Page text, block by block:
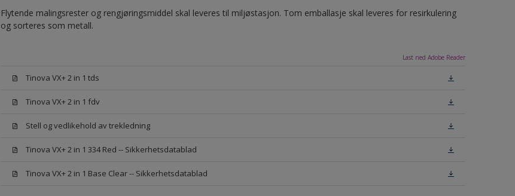
Flytende malingsrester og rengjøringsmiddel skal leveres til miljøstasjon. Tom emballasje skal leveres for resirkulering
og sorteres som metall.
Last ned Adobe Reader
Tinova VX+ 2 in 1 tds
Tinova VX+ 2 in 1 fdv
Stell og vedlikehold av trekledning
Tinova VX+ 2 in 1 334 Red -- Sikkerhetsdatablad
Tinova VX+ 2 in 1 Base Clear -- Sikkerhetsdatablad